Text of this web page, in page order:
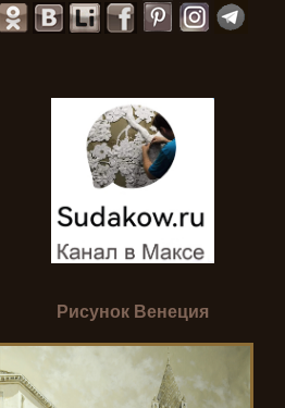
Рисунок Венеция